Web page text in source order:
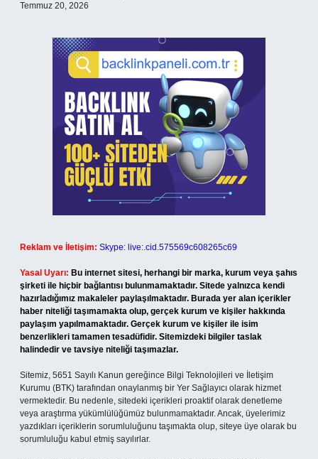
Temmuz 20, 2026
Reklam ve İletişim: Skype: live:.cid.575569c608265c69
Yasal Uyarı: Bu internet sitesi, herhangi bir marka, kurum veya şahıs
şirketi ile hiçbir bağlantısı bulunmamaktadır. Sitede yalnızca kendi
hazırladığımız makaleler paylaşılmaktadır. Burada yer alan içerikler
haber niteliği taşımamakta olup, gerçek kurum ve kişiler hakkında
paylaşım yapılmamaktadır. Gerçek kurum ve kişiler ile isim
benzerlikleri tamamen tesadüfidir. Sitemizdeki bilgiler taslak
halindedir ve tavsiye niteliği taşımazlar.
Sitemiz, 5651 Sayılı Kanun gereğince Bilgi Teknolojileri ve İletişim
Kurumu (BTK) tarafından onaylanmış bir Yer Sağlayıcı olarak hizmet
vermektedir. Bu nedenle, sitedeki içerikleri proaktif olarak denetleme
veya araştırma yükümlülüğümüz bulunmamaktadır. Ancak, üyelerimiz
yazdıkları içeriklerin sorumluluğunu taşımakta olup, siteye üye olarak bu
sorumluluğu kabul etmiş sayılırlar.